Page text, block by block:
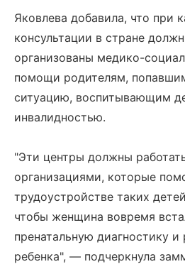
Яковлева добавила, что при
консультации в стране
организованы медико-
помощи родителям,
ситуацию, воспитывающим
инвалидностью.
"Эти центры должны
организациями, которые
трудоустройстве таких
чтобы женщина вовремя
пренатальную диагностику
ребенка", — подчеркнула